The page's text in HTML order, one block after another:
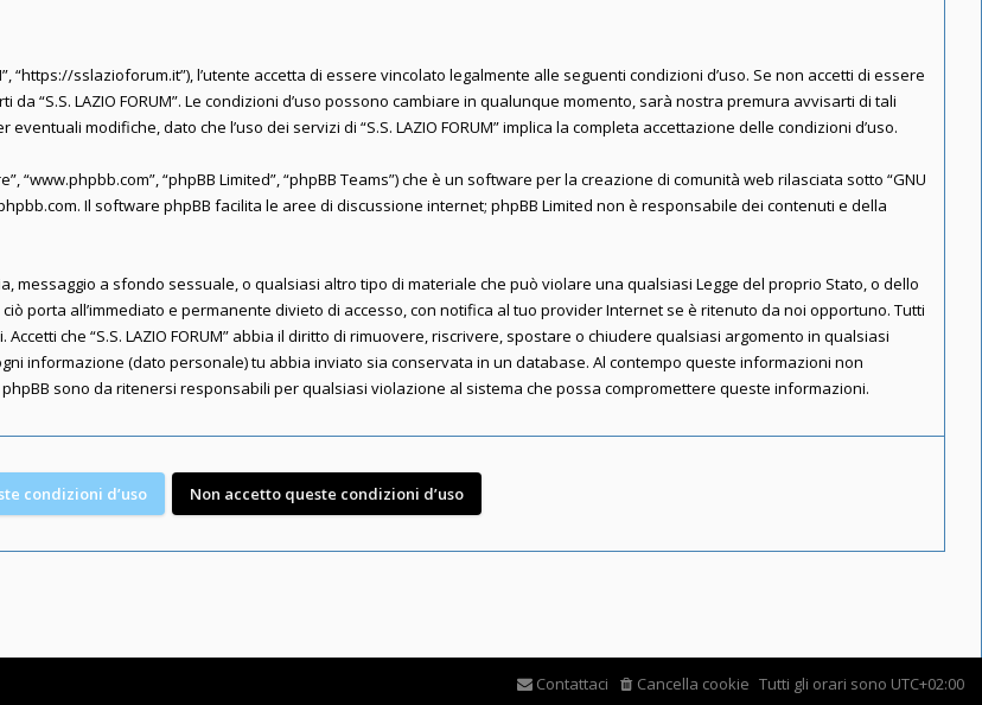
“https://sslazioforum.it”), l’utente accetta di essere vincolato legalmente alle seguenti condizioni d’uso. Se non accetti di essere
“S.S. LAZIO FORUM”. Le condizioni d’uso possono cambiare in qualunque momento, sarà nostra premura avvisarti di tali
modifiche, dato che l’uso dei servizi di “S.S. LAZIO FORUM” implica la completa accettazione delle condizioni d’uso.
“www.phpbb.com”, “phpBB Limited”, “phpBB Teams”) che è un software per la creazione di comunità web rilasciata sotto “GNU
. Il software phpBB facilita le aree di discussione internet; phpBB Limited non è responsabile dei contenuti e della
messaggio a sfondo sessuale, o qualsiasi altro tipo di materiale che può violare una qualsiasi Legge del proprio Stato, o dello
ciò porta all’immediato e permanente divieto di accesso, con notifica al tuo provider Internet se è ritenuto da noi opportuno. Tutti
che “S.S. LAZIO FORUM” abbia il diritto di rimuovere, riscrivere, spostare o chiudere qualsiasi argomento in qualsiasi
informazione (dato personale) tu abbia inviato sia conservata in un database. Al contempo queste informazioni non
phpBB sono da ritenersi responsabili per qualsiasi violazione al sistema che possa compromettere queste informazioni.
Tutti gli orari sono UTC+02:00
Cancella cookie
Contattaci